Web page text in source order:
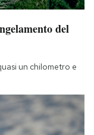
del
un chilometro e